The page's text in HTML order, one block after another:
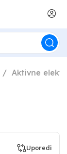
Aktivne
Uporedi